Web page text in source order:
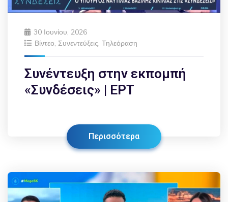
30 Ιουνίου, 2026
Βίντεο, Συνεντεύξεις, Τηλεόραση
Συνέντευξη στην εκπομπή
«Συνδέσεις» | ΕΡΤ
Περισσότερα